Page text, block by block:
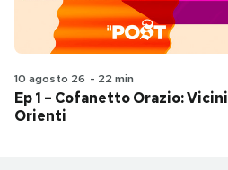
10 agosto 26 - 22 min
Ep 1 – Cofanetto Orazio: Vicini
Orienti